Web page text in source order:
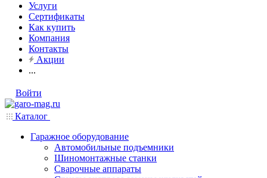
Услуги
Сертификаты
Как купить
Компания
Контакты
Акции
...
Войти
Каталог
Гаражное оборудование
Автомобильные подъемники
Шиномонтажные станки
Сварочные аппараты